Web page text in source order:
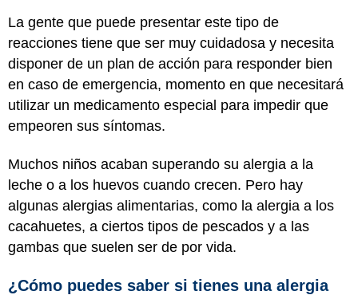
La gente que puede presentar este tipo de
reacciones tiene que ser muy cuidadosa y necesita
disponer de un plan de acción para responder bien
en caso de emergencia, momento en que necesitará
utilizar un medicamento especial para impedir que
empeoren sus síntomas.
Muchos niños acaban superando su alergia a la
leche o a los huevos cuando crecen. Pero hay
algunas alergias alimentarias, como la alergia a los
cacahuetes, a ciertos tipos de pescados y a las
gambas que suelen ser de por vida.
¿Cómo puedes saber si tienes una alergia